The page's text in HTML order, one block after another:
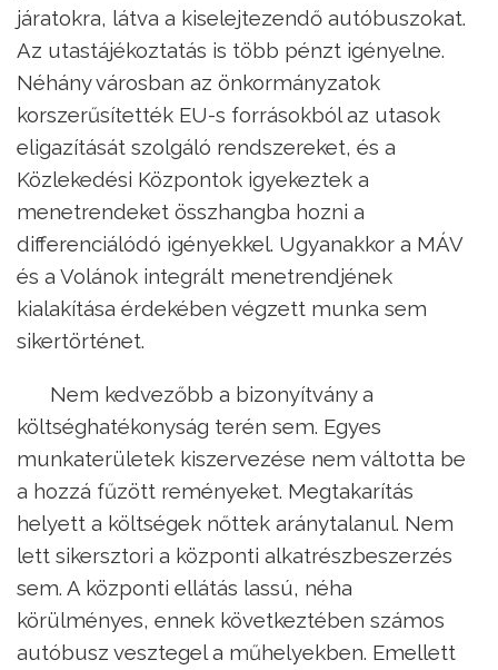
járatokra, látva a kiselejtezendő autóbuszokat.
Az utastájékoztatás is több pénzt igényelne.
Néhány városban az önkormányzatok
korszerűsítették EU-s forrásokból az utasok
eligazítását szolgáló rendszereket, és a
Közlekedési Központok igyekeztek a
menetrendeket összhangba hozni a
differenciálódó igényekkel. Ugyanakkor a MÁV
és a Volánok integrált menetrendjének
kialakítása érdekében végzett munka sem
sikertörténet.
Nem kedvezőbb a bizonyítvány a
költséghatékonyság terén sem. Egyes
munkaterületek kiszervezése nem váltotta be
a hozzá fűzött reményeket. Megtakarítás
helyett a költségek nőttek aránytalanul. Nem
lett sikersztori a központi alkatrészbeszerzés
sem. A központi ellátás lassú, néha
körülményes, ennek következtében számos
autóbusz vesztegel a műhelyekben. Emellett